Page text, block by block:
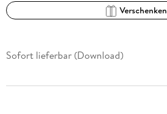
Verschenken
Sofort lieferbar (Download)